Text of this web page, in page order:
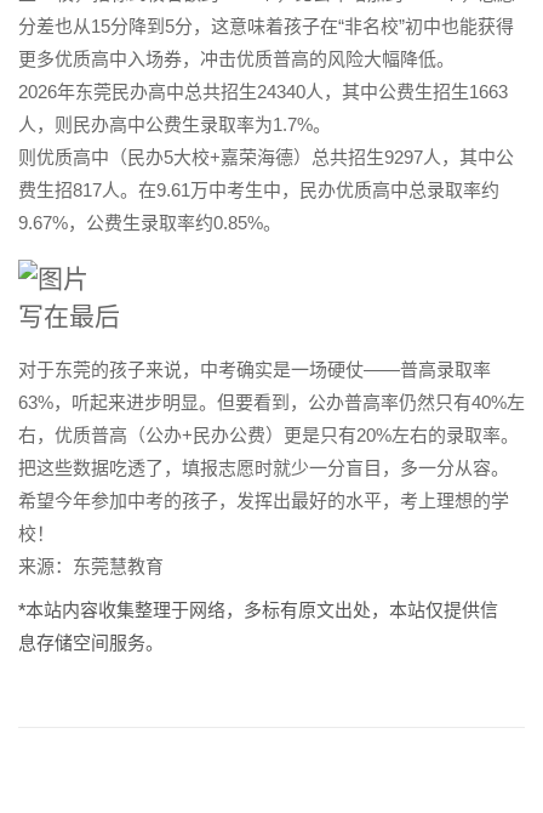
分差也从15分降到5分， 这意味着孩子在“非名校”初中也能获得
更多优质高中入场券，冲击优质普高的风险大幅降低。
2026年东莞民办高中总共招生24340人，其中公费生招生1663
人，则民办高中公费生录取率为1.7%。
则优质高中（民办5大校+嘉荣海德）总共招生9297人，其中公
费生招817人。在9.61万中考生中，民办优质高中总录取率约
9.67%， 公费生录取率约0.85%。
写在最后
对于东莞的孩子来说，中考确实是一场硬仗——普高录取率
63%，听起来进步明显。但要看到，公办普高率仍然只有40%左
右，优质普高（公办+民办公费）更是只有20%左右的录取率。
把这些数据吃透了，填报志愿时就少一分盲目，多一分从容。
希望今年参加中考的孩子，发挥出最好的水平，考上理想的学
校！
来源：东莞慧教育
*本站内容收集整理于网络，多标有原文出处，本站仅提供信
息存储空间服务。